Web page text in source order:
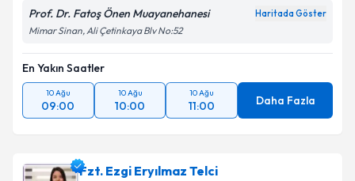
Prof. Dr. Fatoş Önen Muayanehanesi Haritada Göster
Mimar Sinan, Ali Çetinkaya Blv No:52
En Yakın Saatler
10 Ağu
09:00
10 Ağu
10:00
10 Ağu
11:00 Daha Fazla
Fzt. Ezgi Eryılmaz Telci